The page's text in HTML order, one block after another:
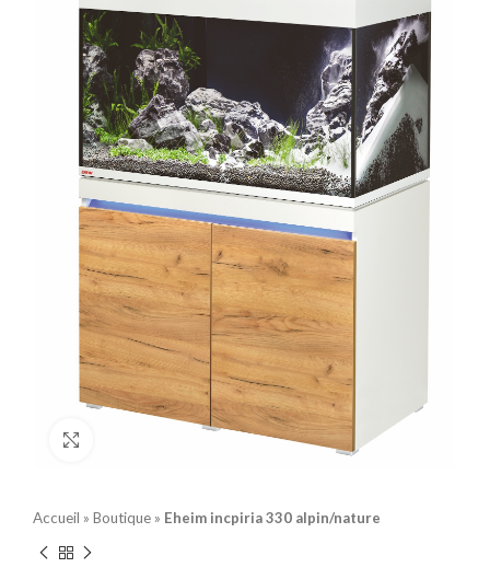
Accueil » Boutique » Eheim incpiria 330 alpin/nature